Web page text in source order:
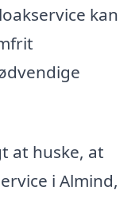
kan
at huske, at
i Almind,